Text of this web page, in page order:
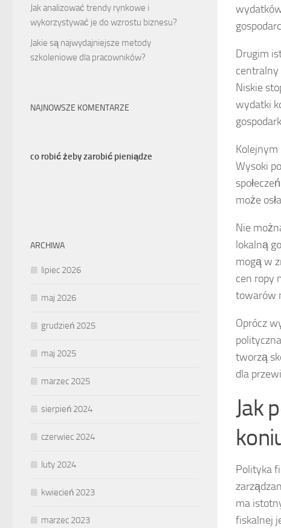
Drugim
centralny
Niskie
wydatki
Wysoki
może
Nie
lokalną
mogą w
cen ropy
towarów
Oprócz
tworzą
dla
Jak
Polityka
ma
fiskalnej
Jak analizować trendy rynkowe i
wykorzystywać je do wzrostu biznesu?
Jakie są najwydajniejsze metody
szkoleniowe dla pracowników?
NAJNOWSZE KOMENTARZE
co robić żeby zarobić pieniądze
ARCHIWA
lipiec 2026
maj 2026
grudzień 2025
maj 2025
marzec 2025
sierpień 2024
czerwiec 2024
luty 2024
kwiecień 2023
marzec 2023